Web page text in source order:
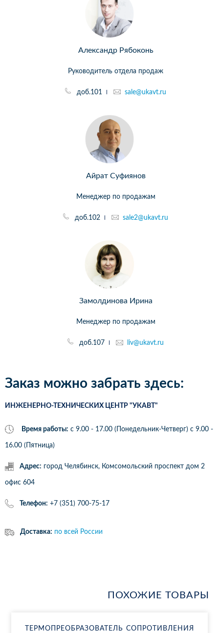
Александр Рябоконь
Руководитель отдела продаж
доб.101 sale@ukavt.ru
Айрат Суфиянов
Менеджер по продажам
доб.102 sale2@ukavt.ru
Замолдинова Ирина
Менеджер по продажам
доб.107 liv@ukavt.ru
Заказ можно забрать здесь:
ИНЖЕНЕРНО-ТЕХНИЧЕСКИХ ЦЕНТР "УКАВТ"
Время работы: с 9.00 - 17.00 (Понедельник-Четверг) c 9.00 -
16.00 (Пятница)
Адрес: город Челябинск, Комсомольский проспект дом 2
офис 604
Телефон: +7 (351) 700-75-17
Доставка: по всей России
ПОХОЖИЕ ТОВАРЫ
ТЕР­МО­ПРЕ­ОБ­РА­ЗО­ВА­ТЕЛЬ СО­ПРО­ТИВ­ЛЕ­НИЯ